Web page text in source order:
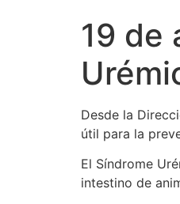
19 de
Desde la
útil para la
El Síndrome
intestino de